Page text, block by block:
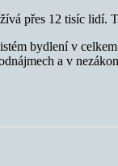
přes 12 tisíc
bydlení v
a v